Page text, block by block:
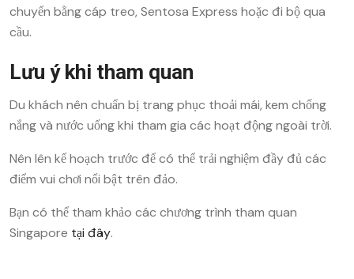
chuyển bằng cáp treo, Sentosa Express hoặc đi bộ qua
cầu.
Lưu ý khi tham quan
Du khách nên chuẩn bị trang phục thoải mái, kem chống
nắng và nước uống khi tham gia các hoạt động ngoài trời.
Nên lên kế hoạch trước để có thể trải nghiệm đầy đủ các
điểm vui chơi nổi bật trên đảo.
Bạn có thể tham khảo các chương trình tham quan
Singapore tại đây.